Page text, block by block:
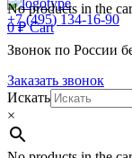
No products in the
0₽ Cart
+7 (495) 134-16-90
Звонок по России
Заказать звонок
Искать
×